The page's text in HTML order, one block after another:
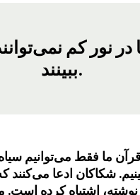
در نور کم
ببینند.
ما فقط می‌توانیم
شکاکان ادعا
نوشته، اشتباه کرده